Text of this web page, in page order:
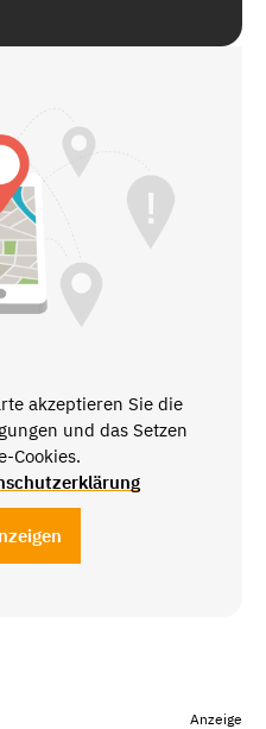
akzeptieren Sie die
und das Setzen
Cookies.
Anzeige